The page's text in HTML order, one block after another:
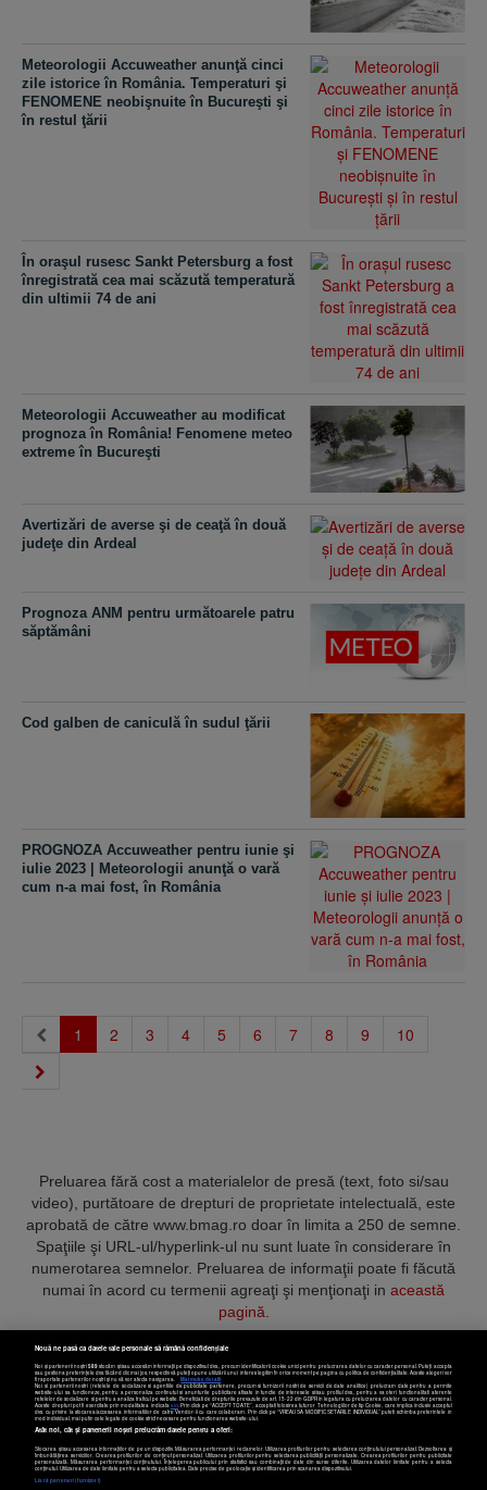
Meteorologii Accuweather anunţă cinci
zile istorice în România. Temperaturi şi
FENOMENE neobişnuite în Bucureşti şi
în restul ţării
În oraşul rusesc Sankt Petersburg a fost
înregistrată cea mai scăzută temperatură
din ultimii 74 de ani
Meteorologii Accuweather au modificat
prognoza în România! Fenomene meteo
extreme în Bucureşti
Avertizări de averse şi de ceaţă în două
judeţe din Ardeal
Prognoza ANM pentru următoarele patru
săptămâni
Cod galben de caniculă în sudul ţării
PROGNOZA Accuweather pentru iunie şi
iulie 2023 | Meteorologii anunţă o vară
cum n-a mai fost, în România
1 (current)
2 3 4 5 6 7 8 9 10
Preluarea fără cost a materialelor de presă (text, foto si/sau
video), purtătoare de drepturi de proprietate intelectuală, este
aprobată de către www.bmag.ro doar în limita a 250 de semne.
Spaţiile şi URL-ul/hyperlink-ul nu sunt luate în considerare în
numerotarea semnelor. Preluarea de informaţii poate fi făcută
numai în acord cu termenii agreaţi şi menţionaţi in această
pagină
Termeni și condiții Confidențialitate Cookies Contact
Copyright © 2025 BUSINESSMEX S.A.
Setări cookies
Nouă ne pasă ca datele tale personale să rămână confidențiale
Noi și partenerii noștri589stocăm și/sau accesăm informații pe dispozitivul dvs., precum identificatorii cookie unici pentru prelucrarea datelor cu caracter personal. Puteți accepta
sau gestiona preferințele dvs. făcând clic mai jos, respectiv vă puteți opune utilizării unui interes legitim în orice moment pe pagina cu politica de confidențialitate. Aceste alegeri vor
fi raportate partenerilor noștri și nu vă vor afecta navigarea.
Mai multe detalii
Noi si partenerii nostri (retelele de socializare si agentiile de publicitate partenere, precum si furnizorii nostri de servicii de date analitice) prelucram date pentru a permite
website-ului sa functioneze, pentru a personaliza continutul si anunturile publicitare afisate in functie de interesele si/sau profilul dvs., pentru a va oferi functionalitati aferente
retelelor de socializare si pentru a analiza traficul pe website. Beneficiati de drepturile prevazute de art. 15-22 din GDPR in legatura cu prelucrarea datelor cu caracter personal.
Aceste drepturi pot fi exercitate prin modalitatea indicataaici. Prin click pe “ACCEPT TOATE”, acceptati folosirea tuturor Tehnologiilor de tip Cookie, care implica inclusiv acceptul
dvs. cu privire la stocarea/accesarea informatiilor de catre Vendor-ii cu care colaboram. Prin click pe “VREAU SA MODIFIC SETARILE INDIVIDUAL” puteti schimba preferintele in
mod individual, mai putin cele legate de cookie strict necesare pentru functionarea website-ului.
Atât noi, cât și partenerii noștri prelucrăm datele pentru a oferi:
Stocarea și/sau accesarea informațiilor de pe un dispozitiv. Măsurarea performanței reclamelor. Utilizarea profilurilor pentru selectarea conținutului personalizat. Dezvoltarea și
îmbunătățirea serviciilor. Crearea profilurilor de conținut personalizat. Utilizarea profilurilor pentru selectarea publicității personalizate. Crearea profilurilor pentru publicitate
personalizată. Măsurarea performanței conținutului. Înțelegerea publicului prin statistici sau combinații de date din surse diferite. Utilizarea datelor limitate pentru a selecta
conținutul. Utilizarea de date limitate pentru a selecta publicitatea. Date precise de geolocație și identificarea prin scanarea dispozitivului.
Listă parteneri (furnizori)